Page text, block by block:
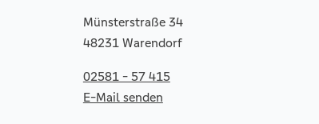
Münsterstraße 34
48231 Warendorf
02581 - 57 415
E-Mail senden